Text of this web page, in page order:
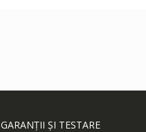
GARANȚII ȘI TESTARE